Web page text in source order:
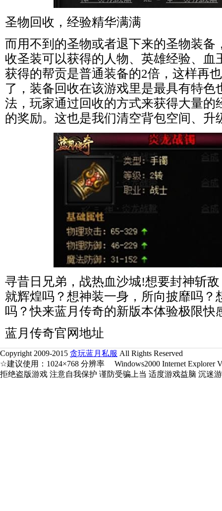
圣物回收，经验精华满满
而用不到的圣物或者退下来的圣物装备
收圣装可以获得的人物、英雄经验、血
获得的帮贡是普通装备的2倍，这样再
了，装备回收在该游戏里是最具有特色
法，玩家通过回收的方式来获得大量的
的奖励。这也是我们清空背包空间、升
寻昔日兄弟，战热血沙城!想要封神斩
就辉煌吗？想神装一身，所向披靡吗？
吗？快来蓝月传奇的新版本体验极限快
蓝月传奇官网地址
Copyright 2009-2015 贪玩蓝月私服 All Rights Reserved
☆建议使用：1024×768 分辨率 Windows2000 Internet Explorer
拒绝盗版游戏 注意自我保护 谨防受骗上当 适度游戏益脑 沉迷